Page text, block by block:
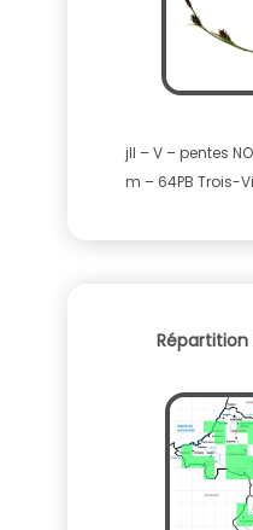
jll – V – pentes
m – 64PB Trois-
Répartition